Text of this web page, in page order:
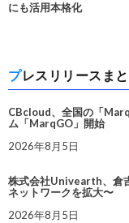
にも活用本格化
プレスリリースま
CBcloud、全国の「
ム「MarqGO」開始
2026年8月5日
株式会社Univearth、倉
ネットワークを拡大〜
2026年8月5日